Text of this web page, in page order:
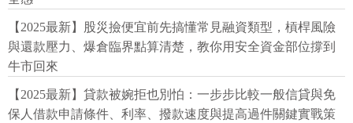
【2025最新】股災撿便宜前先搞懂常見融資類型，槓桿風險
與還款壓力、爆倉臨界點算清楚，教你用安全資金部位撐到
牛市回來
【2025最新】貸款被婉拒也別怕：一步步比較一般信貸與免
保人借款申請條件、利率、撥款速度與提高過件關鍵實戰策